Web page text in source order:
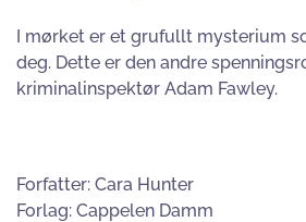
I mørket er et grufullt mysterium
deg. Dette er den andre
kriminalinspektør Adam Fawley.
Forfatter: Cara Hunter
Forlag: Cappelen Damm